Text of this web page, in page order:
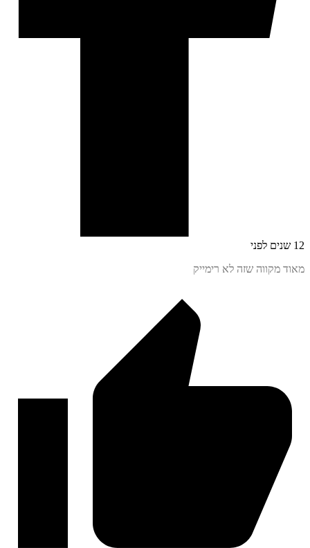
מקווה שזה לא רימייק